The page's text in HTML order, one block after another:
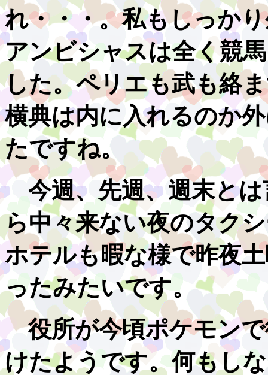
れ・・・。私もしっか
アンビシャスは全く競
した。ペリエも武も絡
横典は内に入れるのか
たですね。
今週、先週、週末とは
ら中々来ない夜のタク
ホテルも暇な様で昨夜
ったみたいです。
役所が今頃ポケモンで
けたようです。何もし